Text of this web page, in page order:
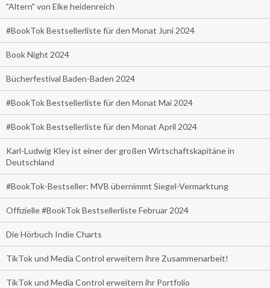
"Altern" von Elke heidenreich
#BookTok Bestsellerliste für den Monat Juni 2024
Book Night 2024
Bücherfestival Baden-Baden 2024
#BookTok Bestsellerliste für den Monat Mai 2024
#BookTok Bestsellerliste für den Monat April 2024
Karl-Ludwig Kley ist einer der großen Wirtschaftskapitäne in
Deutschland
#BookTok-Bestseller: MVB übernimmt Siegel-Vermarktung
Offizielle #BookTok Bestsellerliste Februar 2024
Die Hörbuch Indie Charts
TikTok und Media Control erweitern ihre Zusammenarbeit!
TikTok und Media Control erweitern ihr Portfolio